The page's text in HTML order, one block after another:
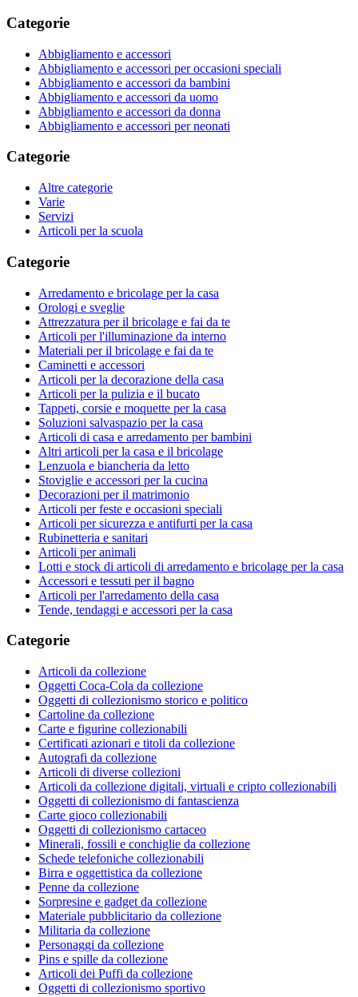
Categorie
Abbigliamento e accessori
Abbigliamento e accessori per occasioni speciali
Abbigliamento e accessori da bambini
Abbigliamento e accessori da uomo
Abbigliamento e accessori da donna
Abbigliamento e accessori per neonati
Categorie
Altre categorie
Varie
Servizi
Articoli per la scuola
Categorie
Arredamento e bricolage per la casa
Orologi e sveglie
Attrezzatura per il bricolage e fai da te
Articoli per l'illuminazione da interno
Materiali per il bricolage e fai da te
Caminetti e accessori
Articoli per la decorazione della casa
Articoli per la pulizia e il bucato
Tappeti, corsie e moquette per la casa
Soluzioni salvaspazio per la casa
Articoli di casa e arredamento per bambini
Altri articoli per la casa e il bricolage
Lenzuola e biancheria da letto
Stoviglie e accessori per la cucina
Decorazioni per il matrimonio
Articoli per feste e occasioni speciali
Articoli per sicurezza e antifurti per la casa
Rubinetteria e sanitari
Articoli per animali
Lotti e stock di articoli di arredamento e bricolage per la casa
Accessori e tessuti per il bagno
Articoli per l'arredamento della casa
Tende, tendaggi e accessori per la casa
Categorie
Articoli da collezione
Oggetti Coca-Cola da collezione
Oggetti di collezionismo storico e politico
Cartoline da collezione
Carte e figurine collezionabili
Certificati azionari e titoli da collezione
Autografi da collezione
Articoli di diverse collezioni
Articoli da collezione digitali, virtuali e cripto collezionabili
Oggetti di collezionismo di fantascienza
Carte gioco collezionabili
Oggetti di collezionismo cartaceo
Minerali, fossili e conchiglie da collezione
Schede telefoniche collezionabili
Birra e oggettistica da collezione
Penne da collezione
Sorpresine e gadget da collezione
Materiale pubblicitario da collezione
Militaria da collezione
Personaggi da collezione
Pins e spille da collezione
Articoli dei Puffi da collezione
Oggetti di collezionismo sportivo